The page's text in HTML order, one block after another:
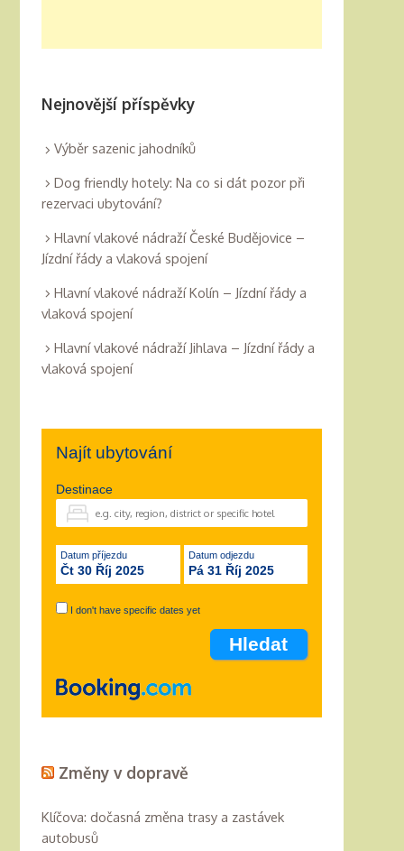
Nejnovější příspěvky
Výběr sazenic jahodníků
Dog friendly hotely: Na co si dát pozor při
rezervaci ubytování?
Hlavní vlakové nádraží České Budějovice –
Jízdní řády a vlaková spojení
Hlavní vlakové nádraží Kolín – Jízdní řády a
vlaková spojení
Hlavní vlakové nádraží Jihlava – Jízdní řády a
vlaková spojení
Najít ubytování
Destinace
Datum příjezdu
Čt 30 Říj 2025
Datum odjezdu
Pá 31 Říj 2025
I don't have specific dates yet
Změny v dopravě
Klíčova: dočasná změna trasy a zastávek
autobusů